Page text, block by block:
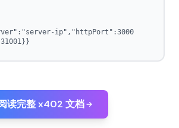
ip","httpPort":3000
读完整 x402 文档